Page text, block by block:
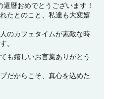
暦おめでとうございます！
たとのこと、私達も大変嬉
のカフェタイムが素敵な時
。
も嬉しいお言葉ありがとう
だからこそ、真心を込めた